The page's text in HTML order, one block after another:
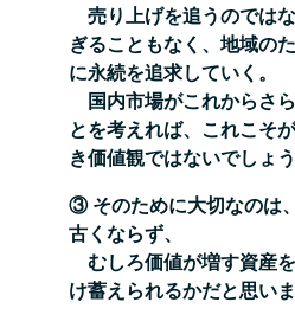
売り上げを追うのでは
ぎることもなく、地域の
に永続を追求していく。
国内市場がこれからさ
とを考えれば、これこそ
き価値観ではないでしょう
③ そのために大切なのは
古くならず、
むしろ価値が増す資産
け蓄えられるかだと思いま